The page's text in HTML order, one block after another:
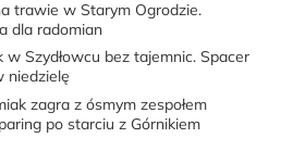
trawie w Starym Ogrodzie.
dla radomian
w Szydłowcu bez tajemnic. Spacer
niedzielę
zagra z ósmym zespołem
po starciu z Górnikiem